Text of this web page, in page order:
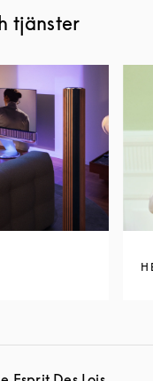
tjänster